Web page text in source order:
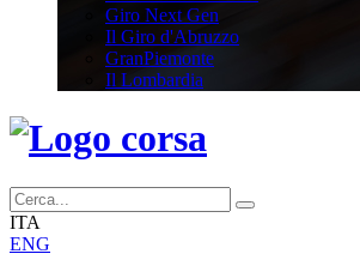
Giro Next Gen
Il Giro d'Abruzzo
GranPiemonte
Il Lombardia
ITA
ENG